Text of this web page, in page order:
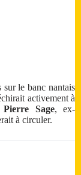
le banc nantais
activement à
Pierre Sage, ex-
à circuler.